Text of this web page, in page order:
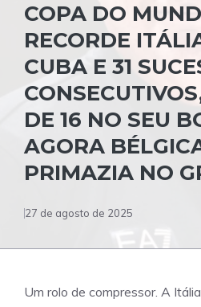
COPA DO
RECORDE
CUBA E 31
DE 16 NO SEU
AGORA
PRIMAZIA NO
27 de agosto de 2025
Um rolo de compressor. A